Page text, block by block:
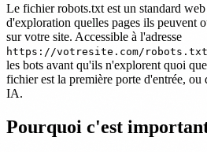
Le fichier robots.txt est un standard
d'exploration quelles pages ils peuvent
sur votre site. Accessible à l'adresse
https://votresite.com/robots.txt
les bots avant qu'ils n'explorent quoi
fichier est la première porte d'entrée, ou
IA.
Pourquoi c'est